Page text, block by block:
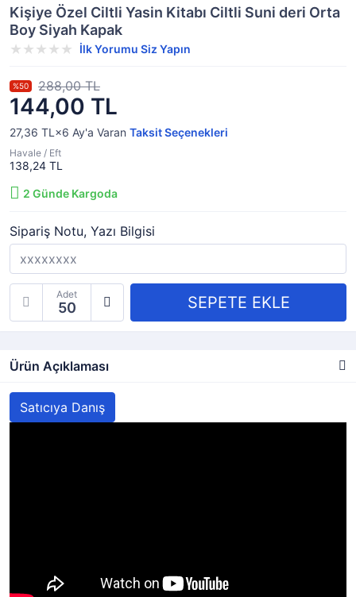
Kişiye Özel Ciltli Yasin Kitabı Ciltli Suni deri Orta
Boy Siyah Kapak
İlk Yorumu Siz Yapın
144,00 TL
%50 288,00 TL
27,36 TL×6 Ay'a Varan Taksit Seçenekleri
Havale / Eft
138,24 TL
2 Günde Kargoda
Sipariş Notu, Yazı Bilgisi
Adet
Ürün Açıklaması
Satıcıya Danış